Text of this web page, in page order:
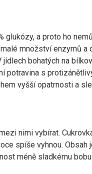
glukózy, a proto ho
množství enzymů a
bohatých na
potravina s
vyšší opatrnosti a
nimi vybírat.
spíše vyhnou. Obsah
méně sladkému